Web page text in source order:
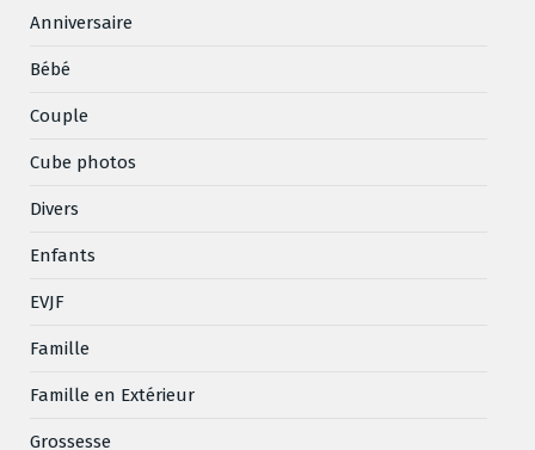
Anniversaire
Bébé
Couple
Cube photos
Divers
Enfants
EVJF
Famille
Famille en Extérieur
Grossesse